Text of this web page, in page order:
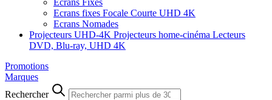
Ecrans Fixes
Ecrans fixes Focale Courte UHD 4K
Ecrans Nomades
Projecteurs UHD-4K Projecteurs home-cinéma Lecteurs
DVD, Blu-ray, UHD 4K
Promotions
Marques
Rechercher